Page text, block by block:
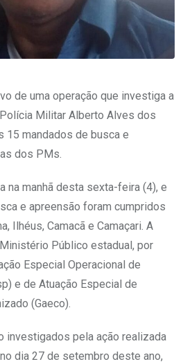
de uma operação que investiga a
Militar Alberto Alves dos
15 mandados de busca e
dos PMs.
na manhã desta sexta-feira (4), e
e apreensão foram cumpridos
Ilhéus, Camacã e Camaçari. A
Público estadual, por
Especial Operacional de
e de Atuação Especial de
(Gaeco).
investigados pela ação realizada
dia 27 de setembro deste ano,